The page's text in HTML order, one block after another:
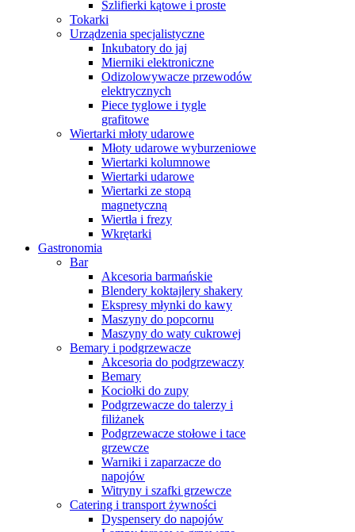
Szlifierki kątowe i proste
Tokarki
Urządzenia specjalistyczne
Inkubatory do jaj
Mierniki elektroniczne
Odizolowywacze przewodów
elektrycznych
Piece tyglowe i tygle
grafitowe
Wiertarki młoty udarowe
Młoty udarowe wyburzeniowe
Wiertarki kolumnowe
Wiertarki udarowe
Wiertarki ze stopą
magnetyczną
Wiertła i frezy
Wkrętarki
Gastronomia
Bar
Akcesoria barmańskie
Blendery koktajlery shakery
Ekspresy młynki do kawy
Maszyny do popcornu
Maszyny do waty cukrowej
Bemary i podgrzewacze
Akcesoria do podgrzewaczy
Bemary
Kociołki do zupy
Podgrzewacze do talerzy i
filiżanek
Podgrzewacze stołowe i tace
grzewcze
Warniki i zaparzacze do
napojów
Witryny i szafki grzewcze
Catering i transport żywności
Dyspensery do napojów